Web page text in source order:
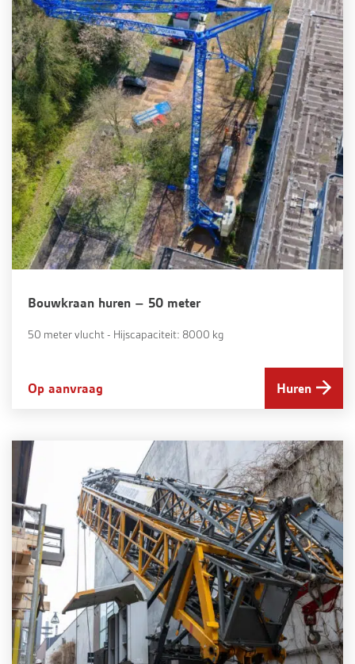
Bouwkraan huren – 50 meter
50 meter vlucht - Hijscapaciteit: 8000 kg
Op aanvraag Huren